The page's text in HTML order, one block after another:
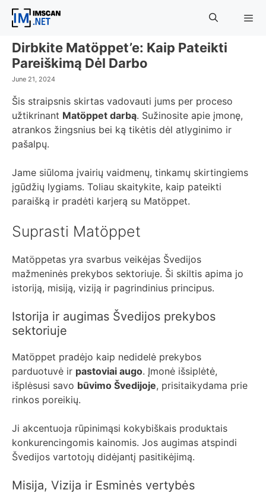
Skip
Dirbkite Matöppet’e: Kaip Pateikti
Pareiškimą Dėl Darbo
June 21, 2024
Šis straipsnis skirtas vadovauti jums per proceso
užtikrinant Matöppet darbą. Sužinosite apie įmonę,
atrankos žingsnius bei ką tikėtis dėl atlyginimo ir
pašalpų.
Jame siūloma įvairių vaidmenų, tinkamų skirtingiems
įgūdžių lygiams. Toliau skaitykite, kaip pateikti
paraišką ir pradėti karjerą su Matöppet.
Suprasti Matöppet
Matöppetas yra svarbus veikėjas Švedijos
mažmeninės prekybos sektoriuje. Ši skiltis apima jo
istoriją, misiją, viziją ir pagrindinius principus.
Istorija ir augimas Švedijos prekybos
sektoriuje
Matöppet pradėjo kaip nedidelė prekybos
parduotuvė ir pastoviai augo. Įmonė išsiplėtė,
išplėsusi savo būvimo Švedijoje, prisitaikydama prie
rinkos poreikių.
Ji akcentuoja rūpinimąsi kokybiškais produktais
konkurencingomis kainomis. Jos augimas atspindi
Švedijos vartotojų didėjantį pasitikėjimą.
Misija, Vizija ir Esminės vertybės